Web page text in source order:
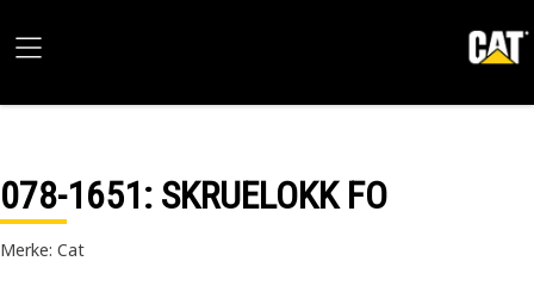
078-1651: SKRUELOKK FO
Merke: Cat